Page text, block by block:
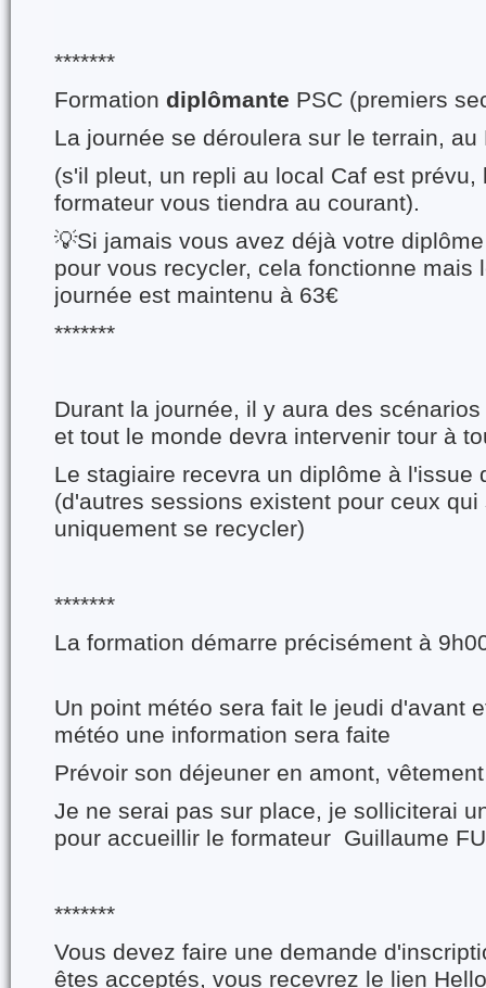
*******
Formation diplômante PSC (premiers
La journée se déroulera sur le terrain,
(s'il pleut, un repli au local Caf est
formateur vous tiendra au courant).
💡Si jamais vous avez déjà votre
pour vous recycler, cela fonctionne mais
journée est maintenu à 63€
*******
Durant la journée, il y aura des
et tout le monde devra intervenir tour à
Le stagiaire recevra un diplôme à l'issue
(d'autres sessions existent pour ceux qui
uniquement se recycler)
*******
La formation démarre précisément à
Un point météo sera fait le jeudi d'avant
météo une information sera faite
Prévoir son déjeuner en amont,
Je ne serai pas sur place, je solliciterai
pour accueillir le formateur Guillaume
*******
Vous devez faire une demande
êtes acceptés, vous recevrez le lien